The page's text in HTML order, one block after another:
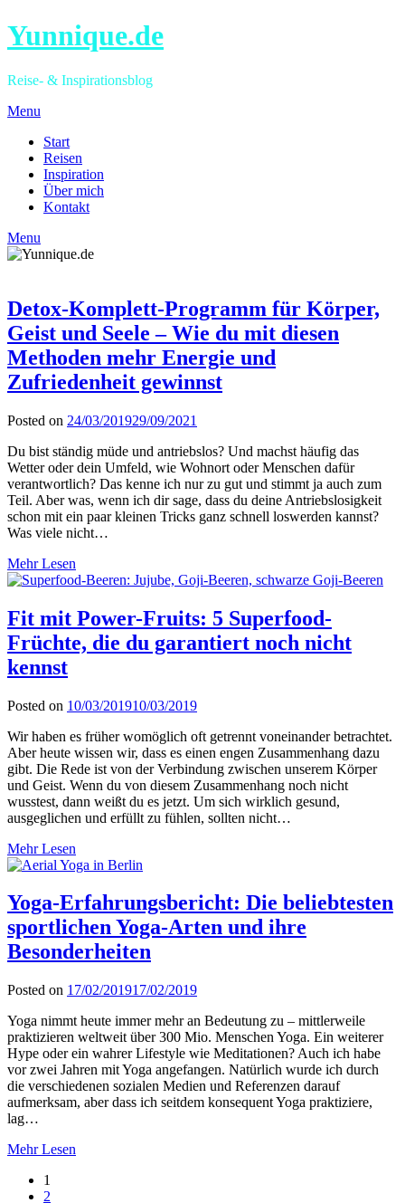
Yunnique.de
Reise- & Inspirationsblog
Menu
Start
Reisen
Inspiration
Über mich
Kontakt
Menu
Detox-Komplett-Programm für Körper,
Geist und Seele – Wie du mit diesen
Methoden mehr Energie und
Zufriedenheit gewinnst
Posted on 24/03/201929/09/2021
Du bist ständig müde und antriebslos? Und machst häufig das
Wetter oder dein Umfeld, wie Wohnort oder Menschen dafür
verantwortlich? Das kenne ich nur zu gut und stimmt ja auch zum
Teil. Aber was, wenn ich dir sage, dass du deine Antriebslosigkeit
schon mit ein paar kleinen Tricks ganz schnell loswerden kannst?
Was viele nicht…
Mehr Lesen
Fit mit Power-Fruits: 5 Superfood-
Früchte, die du garantiert noch nicht
kennst
Posted on 10/03/201910/03/2019
Wir haben es früher womöglich oft getrennt voneinander betrachtet.
Aber heute wissen wir, dass es einen engen Zusammenhang dazu
gibt. Die Rede ist von der Verbindung zwischen unserem Körper
und Geist. Wenn du von diesem Zusammenhang noch nicht
wusstest, dann weißt du es jetzt. Um sich wirklich gesund,
ausgeglichen und erfüllt zu fühlen, sollten nicht…
Mehr Lesen
Yoga-Erfahrungsbericht: Die beliebtesten
sportlichen Yoga-Arten und ihre
Besonderheiten
Posted on 17/02/201917/02/2019
Yoga nimmt heute immer mehr an Bedeutung zu – mittlerweile
praktizieren weltweit über 300 Mio. Menschen Yoga. Ein weiterer
Hype oder ein wahrer Lifestyle wie Meditationen? Auch ich habe
vor zwei Jahren mit Yoga angefangen. Natürlich wurde ich durch
die verschiedenen sozialen Medien und Referenzen darauf
aufmerksam, aber dass ich seitdem konsequent Yoga praktiziere,
lag…
Mehr Lesen
1
2